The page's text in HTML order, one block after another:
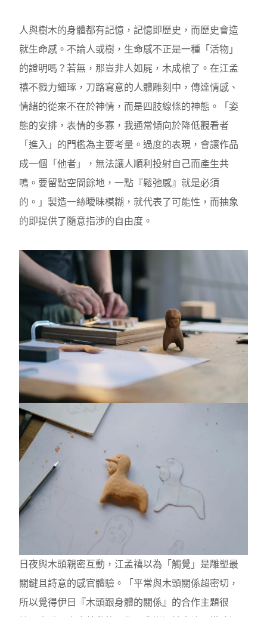
人與樹木的身體都有記憶，記憶即歷史，而歷史會造
就生命感。不論人或樹，生命感不正是一種「活物」
的證明嗎？若無，那豈非人如屍，木成棺了。在江孟
禧不戮力細琢，刀路寫意的人體雕刻中，傳達情感、
情緒的從來不在於神情，而是四肢線條的神態。「姿
態的安排，表情的多寡，我通常傾向於降低觀看者
「進入」的門檻為主要考量。過度的表現，會讓作品
成一個「他者」，無法讓人順利投射自己而產生共
鳴。要留點空間餘地，一點『鬆弛感』就是必須
的。」製造一絲曖昧模糊，就代表了可能性，而抽象
的即提供了隨意指涉的自由度。
日夜與木頭親密互動，江孟禧以為「觸覺」是雕塑最
關鍵且詩意的感官體驗。「平常與木頭關係超密切，
所以覺得伊日『木頭跟身體的關係』的合作主題很